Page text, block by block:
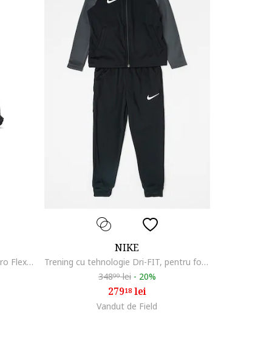
Ghete de fotbal Jr Tiempo Maestro Flex TFfwqgwq
NIKE
Trening cu tehnologie Dri-FIT, pentru fotbal Academy, Negru/Gri antracit
34899lei - 20%
27918lei
Vandut de Field